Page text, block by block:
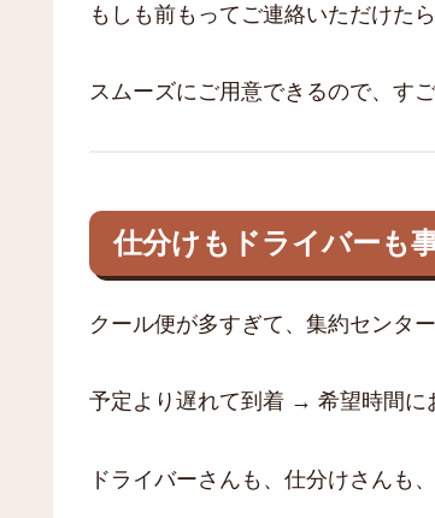
もしも前もってご連絡いただけたら
スムーズにご用意できるので、す
仕分けもドライバーも
クール便が多すぎて、集約センタ
予定より遅れて到着 → 希望時間
ドライバーさんも、仕分けさんも